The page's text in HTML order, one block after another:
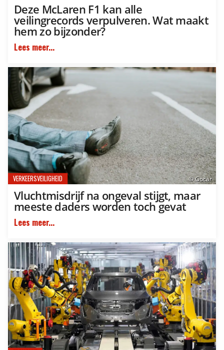
Deze McLaren F1 kan alle
veilingrecords verpulveren. Wat maakt
hem zo bijzonder?
Lees meer...
© Gocar
VERKEERSVEILIGHEID
Vluchtmisdrijf na ongeval stijgt, maar
meeste daders worden toch gevat
Lees meer...